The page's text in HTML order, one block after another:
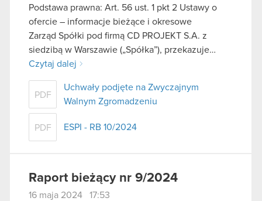
Podstawa prawna: Art. 56 ust. 1 pkt 2 Ustawy o
ofercie – informacje bieżące i okresowe
Zarząd Spółki pod firmą CD PROJEKT S.A. z
siedzibą w Warszawie („Spółka”), przekazuje…
Czytaj dalej
PDF
Uchwały podjęte na Zwyczajnym
Walnym Zgromadzeniu
PDF ESPI - RB 10/2024
Raport bieżący nr 9/2024
16 maja 2024 17:53